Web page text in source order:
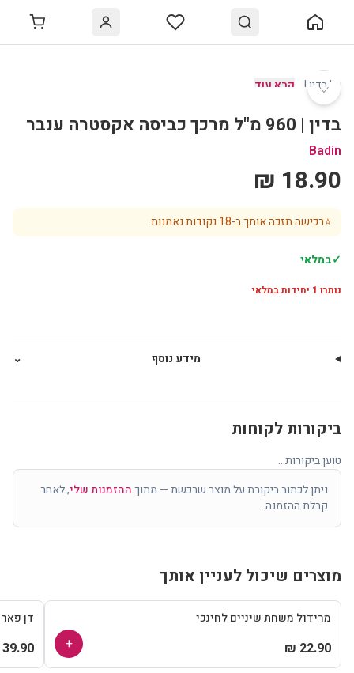
♡
' בדין | קרא עוד
בדין | 960 מ"ל מרכך כביסה אקסטרה ענבר
Badin
18.90 ₪
⭐רכישה תזכה אותך ב-18 נקודות נאמנות
✓במלאי
נותרו 1 יחידות במלאי
מידע נוסף ⌄
ביקורות לקוחות
טוען ביקורות...
ניתן לכתוב ביקורת על מוצר שרכשת — מתוךההזמנות שלי, לאחר
קבלת ההזמנה.
מוצרים שיכול לעניין אותך
מרידול משחת שיניים לחינכי
22.90 ₪
+
דן
39.90 ₪